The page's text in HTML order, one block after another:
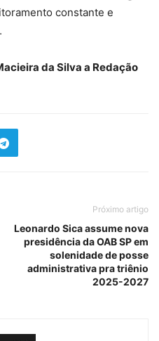
constante e
da Silva a Redação
Próximo artigo
Leonardo Sica assume nova
presidência da OAB SP em
solenidade de posse
administrativa pra triênio
2025-2027